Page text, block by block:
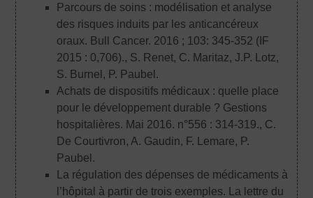
Parcours de soins : modélisation et analyse
des risques induits par les anticancéreux
oraux. Bull Cancer. 2016 ; 103: 345-352 (IF
2015 : 0,706)., S. Renet, C. Maritaz, J.P. Lotz,
S. Burnel, P. Paubel.
Achats de dispositifs médicaux : quelle place
pour le développement durable ? Gestions
hospitalières. Mai 2016. n°556 : 314-319., C.
De Courtivron, A. Gaudin, F. Lemare, P.
Paubel.
La régulation des dépenses de médicaments à
l’hôpital à partir de trois exemples. La lettre du